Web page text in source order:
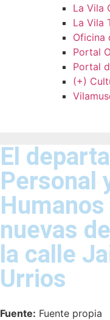
La Vila
La Vila
Oficina
Portal
Portal
(+)
El
Personal
nuevas
la calle
Urrios
Fuente: Fuente propia